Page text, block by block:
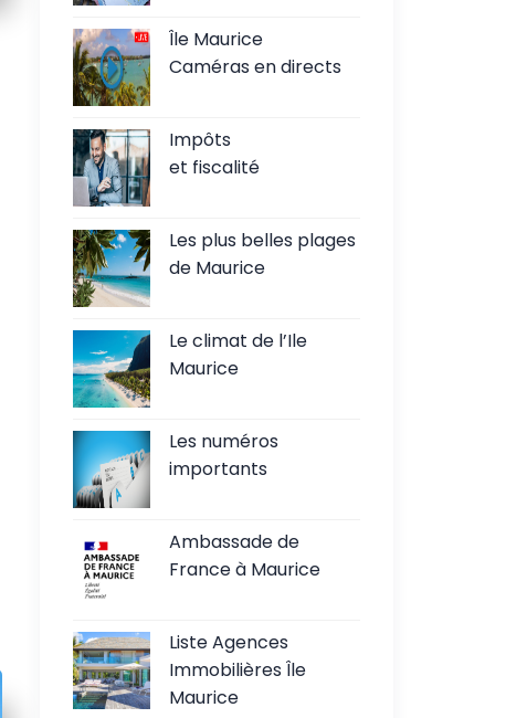
Île Maurice
Caméras en directs
Impôts
et fiscalité
Les plus belles plages
de Maurice
Le climat de l’Ile
Maurice
Les numéros
importants
Ambassade de
France à Maurice
Liste Agences
Immobilières Île
Maurice